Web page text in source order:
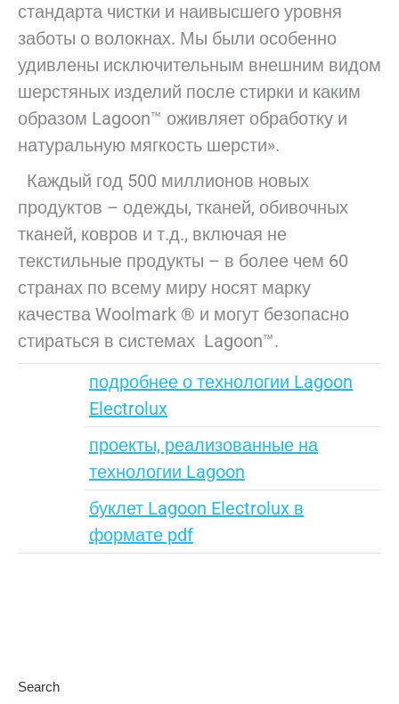
стандарта чистки и наивысшего уровня
заботы о волокнах. Мы были особенно
удивлены исключительным внешним видом
шерстяных изделий после стирки и каким
образом Lagoon™ оживляет обработку и
натуральную мягкость шерсти».
Каждый год 500 миллионов новых
продуктов – одежды, тканей, обивочных
тканей, ковров и т.д., включая не
текстильные продукты – в более чем 60
странах по всему миру носят марку
качества Woolmark ® и могут безопасно
стираться в системах Lagoon™.
подробнее о технологии Lagoon
Electrolux
проекты, реализованные на
технологии Lagoon
буклет Lagoon Electrolux в
формате pdf
Search